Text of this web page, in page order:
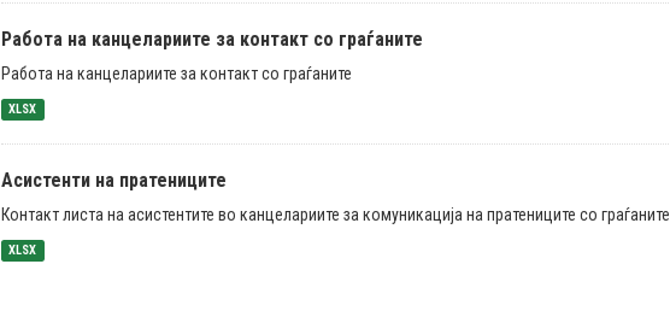
Работа на канцелариите за контакт со граѓаните
Работа на канцелариите за контакт со граѓаните
XLSX
Асистенти на пратениците
Контакт листа на асистентите во канцелариите за комуникација на пратениците со граѓаните
XLSX